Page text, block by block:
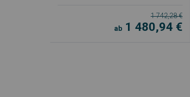
1 742,28€
ab 1 480,94 €